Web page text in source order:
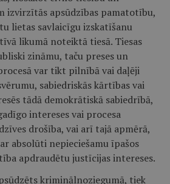
izvirzītās apsūdzības pamatotību,
lietas savlaicīgu izskatīšanu
likumā noteiktā tiesā. Tiesas
zināmu, taču preses un
var tikt pilnībā vai daļēji
sabiedriskās kārtības vai
tādā demokrātiskā sabiedrībā,
intereses vai procesa
drošība, vai arī tajā apmērā,
absolūti nepieciešamu īpašos
apdraudētu justīcijas intereses.
kriminālnoziegumā, tiek